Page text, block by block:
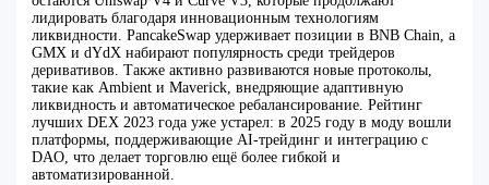
лидировать благодаря инновационным технологиям
ликвидности. PancakeSwap удерживает позиции в BNB Chain, а
GMX и dYdX набирают популярность среди трейдеров
деривативов. Также активно развиваются новые протоколы,
такие как Ambient и Maverick, внедряющие адаптивную
ликвидность и автоматическое ребалансирование. Рейтинг
лучших DEX 2023 года уже устарел: в 2025 году в моду вошли
платформы, поддерживающие AI-трейдинг и интеграцию с
DAO, что делает торговлю ещё более гибкой и
автоматизированной.